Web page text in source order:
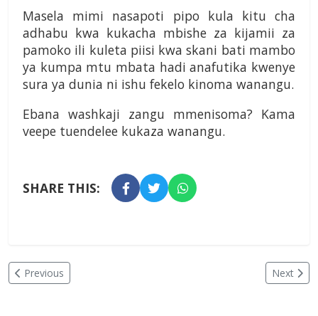
Masela mimi nasapoti pipo kula kitu cha
adhabu kwa kukacha mbishe za kijamii za
pamoko ili kuleta piisi kwa skani bati mambo
ya kumpa mtu mbata hadi anafutika kwenye
sura ya dunia ni ishu fekelo kinoma wanangu.
Ebana washkaji zangu mmenisoma? Kama
veepe tuendelee kukaza wanangu.
SHARE THIS:
Previous Next